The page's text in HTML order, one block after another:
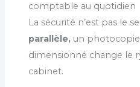
comptable au quotidien
La sécurité n’est pas le
parallèle, un
dimensionné change le
cabinet.